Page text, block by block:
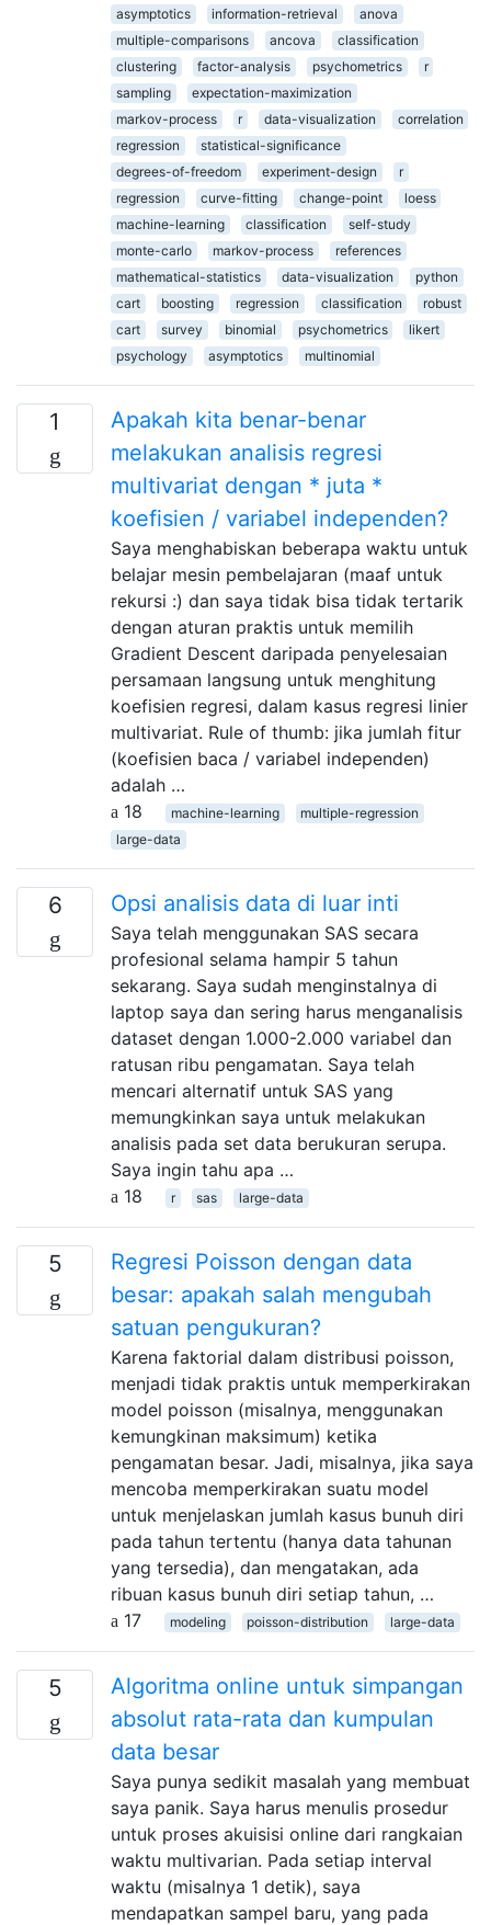
asymptotics information-retrieval
anova
multiple-comparisons
ancova
classification
clustering
factor-analysis psychometrics
r
sampling
expectation-maximization
markov-process
r data-visualization
correlation
regression
statistical-significance
degrees-of-freedom
experiment-design
r
regression
curve-fitting change-point
loess
machine-learning
classification
self-study
monte-carlo
markov-process
references
mathematical-statistics
data-visualization
python
cart
boosting regression classification
robust
cart
survey binomial psychometrics
likert
psychology
asymptotics multinomial
1
Apakah kita benar-benar
melakukan analisis regresi
multivariat dengan * juta *
koefisien / variabel independen?
Saya menghabiskan beberapa waktu untuk
belajar mesin pembelajaran (maaf untuk
rekursi :) dan saya tidak bisa tidak tertarik
dengan aturan praktis untuk memilih
Gradient Descent daripada penyelesaian
persamaan langsung untuk menghitung
koefisien regresi, dalam kasus regresi linier
multivariat. Rule of thumb: jika jumlah fitur
(koefisien baca / variabel independen)
adalah …
18
machine-learning
multiple-regression
large-data
6 Opsi analisis data di luar inti
Saya telah menggunakan SAS secara
profesional selama hampir 5 tahun
sekarang. Saya sudah menginstalnya di
laptop saya dan sering harus menganalisis
dataset dengan 1.000-2.000 variabel dan
ratusan ribu pengamatan. Saya telah
mencari alternatif untuk SAS yang
memungkinkan saya untuk melakukan
analisis pada set data berukuran serupa.
Saya ingin tahu apa …
18
r sas large-data
5
Regresi Poisson dengan data
besar: apakah salah mengubah
satuan pengukuran?
Karena faktorial dalam distribusi poisson,
menjadi tidak praktis untuk memperkirakan
model poisson (misalnya, menggunakan
kemungkinan maksimum) ketika
pengamatan besar. Jadi, misalnya, jika saya
mencoba memperkirakan suatu model
untuk menjelaskan jumlah kasus bunuh diri
pada tahun tertentu (hanya data tahunan
yang tersedia), dan mengatakan, ada
ribuan kasus bunuh diri setiap tahun, …
17
modeling poisson-distribution large-data
5
Algoritma online untuk simpangan
absolut rata-rata dan kumpulan
data besar
Saya punya sedikit masalah yang membuat
saya panik. Saya harus menulis prosedur
untuk proses akuisisi online dari rangkaian
waktu multivarian. Pada setiap interval
waktu (misalnya 1 detik), saya
mendapatkan sampel baru, yang pada